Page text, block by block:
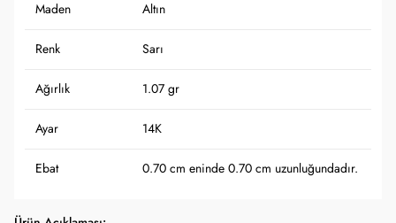
Maden Altın
Renk Sarı
Ağırlık 1.07 gr
Ayar 14K
Ebat 0.70 cm eninde 0.70 cm uzunluğundadır.